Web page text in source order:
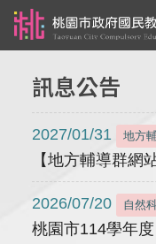
訊息公告
2027/01/31 地方
【地方輔導群網
2026/07/20 自然
桃園市114學年